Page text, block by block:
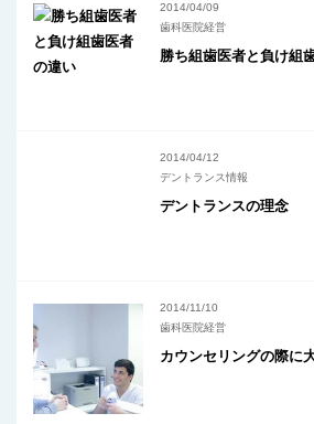
2014/04/09
歯科医院経営
勝ち組歯医者と負け組
2014/04/12
デントランス情報
デントランスの理念
2014/11/10
歯科医院経営
カウンセリングの際に